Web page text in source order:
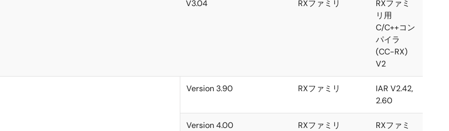
V3.04 RXファミリ
RXファミ
リ用
C/C++コン
パイラ
(CC-RX)
V2
Version 3.90 RXファミリ
IAR V2.42,
2.60
Version 4.00 RXファミリ
RXファミ